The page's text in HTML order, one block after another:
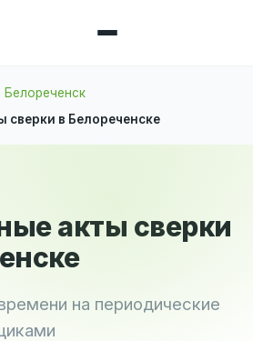
Белореченск
сверки в Белореченске
акты сверки
на периодические